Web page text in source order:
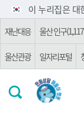
주요 메뉴로 건너뛰기
본문으로가기이 누리집은 대
재난대응 울산 인구
울산관광 일자리포털